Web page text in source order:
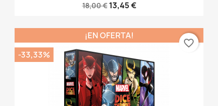
18,00 € 13,45 €
¡EN OFERTA!
-33,33%
favorite_border